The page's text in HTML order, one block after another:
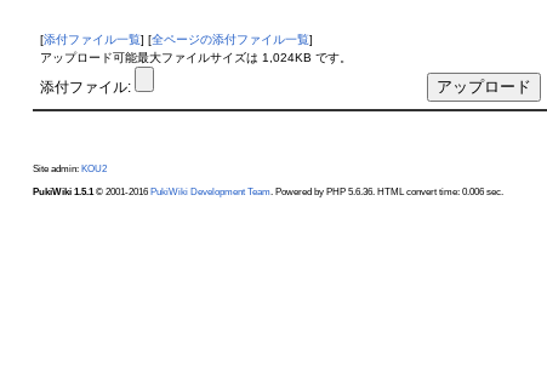
[添付ファイル一覧] [全ページの添付ファイル一覧]
アップロード可能最大ファイルサイズは 1,024KB です。
添付ファイル:
Site admin: KOU2
PukiWiki 1.5.1© 2001-2016 PukiWiki Development Team. Powered by PHP 5.6.36. HTML convert time: 0.006 sec.